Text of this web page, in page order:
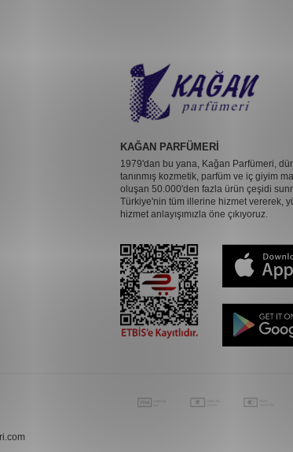
KAĞAN PARFÜMERİ
1979'dan bu yana, Kağan Parfümeri,
tanınmış kozmetik, parfüm ve iç giyim
oluşan 50.000'den fazla ürün çeşidi
Türkiye'nin tüm illerine hizmet vererek,
hizmet anlayışımızla öne çıkıyoruz.